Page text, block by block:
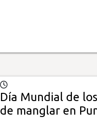
Día Mundial de
de manglar en